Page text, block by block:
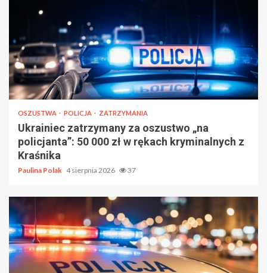
OSZUSTWA POLICJA ZATRZYMANIA
Ukrainiec zatrzymany za oszustwo „na
policjanta”: 50 000 zł w rękach kryminalnych z
Kraśnika
Paulina Polak 4 sierpnia 2026 37